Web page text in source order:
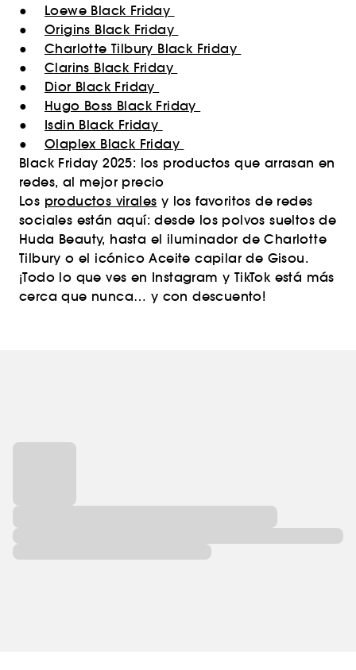
● Loewe Black Friday
● Origins Black Friday
● Charlotte Tilbury Black Friday
● Clarins Black Friday
● Dior Black Friday
● Hugo Boss Black Friday
● Isdin Black Friday
● Olaplex Black Friday
Black Friday 2025: los productos que arrasan en
redes, al mejor precio
Los productos virales y los favoritos de redes
sociales están aquí: desde los polvos sueltos de
Huda Beauty, hasta el iluminador de Charlotte
Tilbury o el icónico Aceite capilar de Gisou.
¡Todo lo que ves en Instagram y TikTok está más
cerca que nunca… y con descuento!